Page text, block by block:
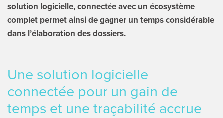
solution logicielle, connectée avec un écosystème
complet permet ainsi de gagner un temps considérable
dans l’élaboration des dossiers.
Une solution logicielle
connectée pour un gain de
temps et une traçabilité accrue